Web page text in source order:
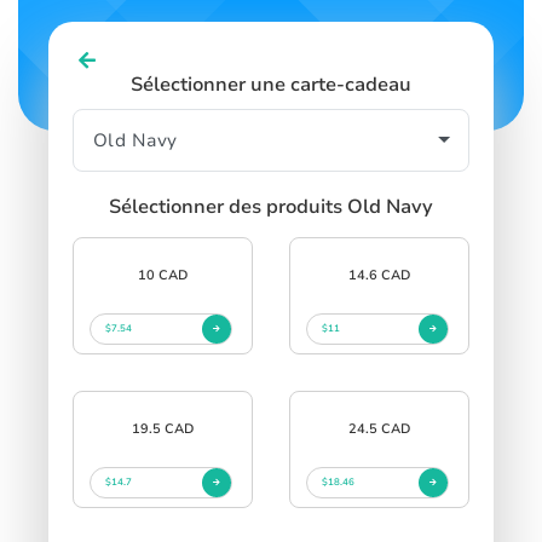
Sélectionner une carte-cadeau
Sélectionner des produits Old Navy
10 CAD
$7.54
14.6 CAD
$11
19.5 CAD
$14.7
24.5 CAD
$18.46